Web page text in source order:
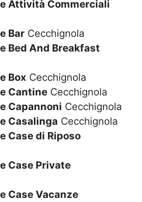
Attività Commerciali
Bar Cecchignola
Bed And Breakfast
Box Cecchignola
Cantine Cecchignola
Capannoni Cecchignola
Casalinga Cecchignola
Case di Riposo
Case Private
Case Vacanze